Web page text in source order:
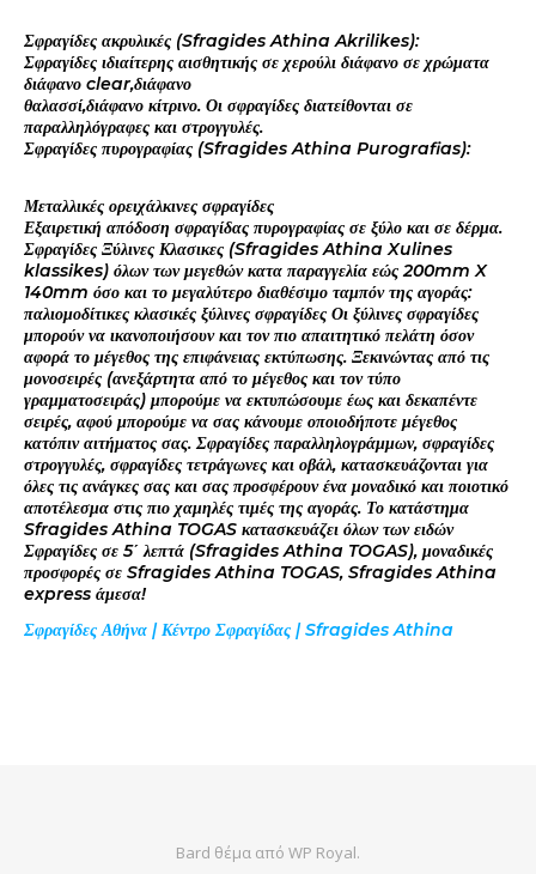
Σφραγίδες ακρυλικές (Sfragides Athina Akrilikes):
Σφραγίδες ιδιαίτερης αισθητικής σε χερούλι διάφανο σε χρώματα
διάφανο clear,διάφανο
θαλασσί,διάφανο κίτρινο. Οι σφραγίδες διατείθονται σε
παραλληλόγραφες και στρογγυλές.
Σφραγίδες πυρογραφίας (Sfragides Athina Purografias):
Μεταλλικές ορειχάλκινες σφραγίδες
Εξαιρετική απόδοση σφραγίδας πυρογραφίας σε ξύλο και σε δέρμα.
Σφραγίδες Ξύλινες Κλασικες (Sfragides Athina Xulines
klassikes) όλων των μεγεθών κατα παραγγελία εώς 200mm X
140mm όσο και το μεγαλύτερο διαθέσιμο ταμπόν της αγοράς:
παλιομοδίτικες κλασικές ξύλινες σφραγίδες Οι ξύλινες σφραγίδες
μπορούν να ικανοποιήσουν και τον πιο απαιτητικό πελάτη όσον
αφορά το μέγεθος της επιφάνειας εκτύπωσης. Ξεκινώντας από τις
μονοσειρές (ανεξάρτητα από το μέγεθος και τον τύπο
γραμματοσειράς) μπορούμε να εκτυπώσουμε έως και δεκαπέντε
σειρές, αφού μπορούμε να σας κάνουμε οποιοδήποτε μέγεθος
κατόπιν αιτήματος σας. Σφραγίδες παραλληλογράμμων, σφραγίδες
στρογγυλές, σφραγίδες τετράγωνες και οβάλ, κατασκευάζονται για
όλες τις ανάγκες σας και σας προσφέρουν ένα μοναδικό και ποιοτικό
αποτέλεσμα στις πιο χαμηλές τιμές της αγοράς. Το κατάστημα
Sfragides Athina TOGAS κατασκευάζει όλων των ειδών
Σφραγίδες σε 5΄ λεπτά (Sfragides Athina TOGAS), μοναδικές
προσφορές σε Sfragides Athina TOGAS, Sfragides Athina
express άμεσα!
Σφραγίδες Αθήνα | Κέντρο Σφραγίδας | Sfragides Athina
Bard θέμα από WP Royal.